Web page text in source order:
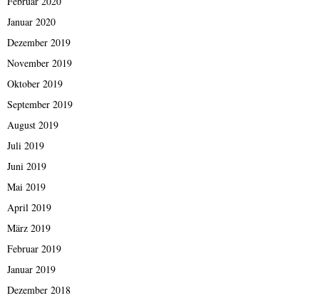
Januar 2020
Dezember 2019
November 2019
Oktober 2019
September 2019
August 2019
Juli 2019
Juni 2019
Mai 2019
April 2019
März 2019
Februar 2019
Januar 2019
Dezember 2018